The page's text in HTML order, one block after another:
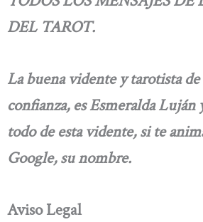
DEL TAROT.
La buena vidente y tarotista de
confianza, es Esmeralda Luján
todo de esta vidente, si te
Google, su nombre.
Aviso Legal